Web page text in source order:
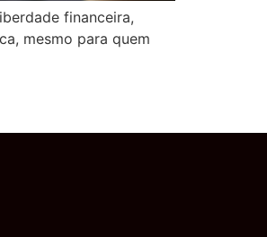
financeira,
mesmo para quem